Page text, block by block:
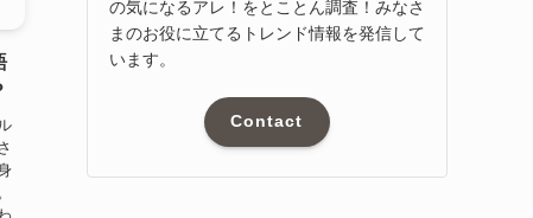
の気になるアレ！をとことん調査！みなさ
まのお役に立てるトレンド情報を発信して
います。
Contact